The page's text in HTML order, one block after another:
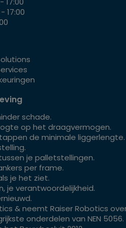
17:00
schade.
op het draagvermogen.
de minimale liggerlengte.
je palletstellingen.
per frame.
je het ziet.
je verantwoordelijkheid.
& neemt Raiser Robotics
onderdelen van NEN 5056.